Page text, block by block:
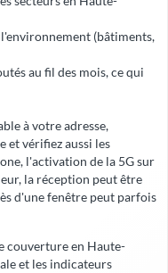
(bâtiments,
au fil des mois, ce qui
à votre adresse,
et vérifiez aussi les
l'activation de la 5G sur
la réception peut être
d'une fenêtre peut parfois
couverture en Haute-
et les indicateurs